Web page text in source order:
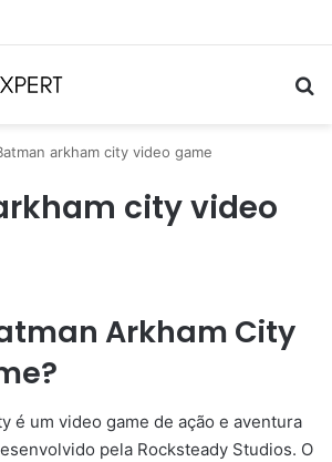
incríveis em eletrônicos
arkham city video game
city video
Arkham City
é um video game de ação e aventura
pela Rocksteady Studios. O